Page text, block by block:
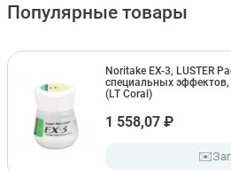
Популярные товары
Noritake EX-3, LUSTER
специальных эффектов,
(LT Coral)
1 558,07 ₽
✉️